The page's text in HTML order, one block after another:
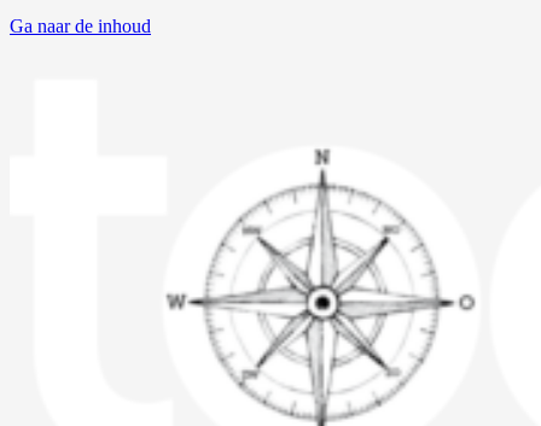
Ga naar de inhoud